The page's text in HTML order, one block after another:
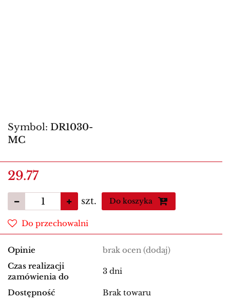
Symbol: DR1030-
MC
29.77
szt. Do koszyka
Do przechowalni
Opinie brak ocen (dodaj)
Czas realizacji
zamówienia do
3 dni
Dostępność Brak towaru